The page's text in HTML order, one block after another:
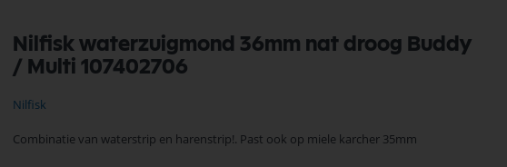
Nilfisk waterzuigmond 36mm nat droog Buddy
/ Multi 107402706
Nilfisk
Combinatie van waterstrip en harenstrip!. Past ook op miele karcher 35mm